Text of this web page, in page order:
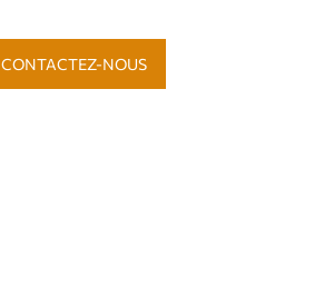
CONTACTEZ-NOUS